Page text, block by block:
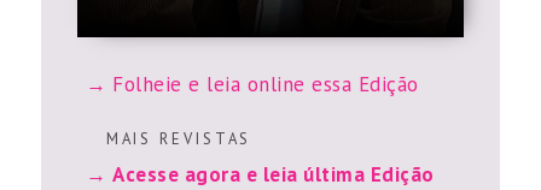
Folheie e leia online essa Edição
M A I S R E V I S T A S
Acesse agora e leia última Edição